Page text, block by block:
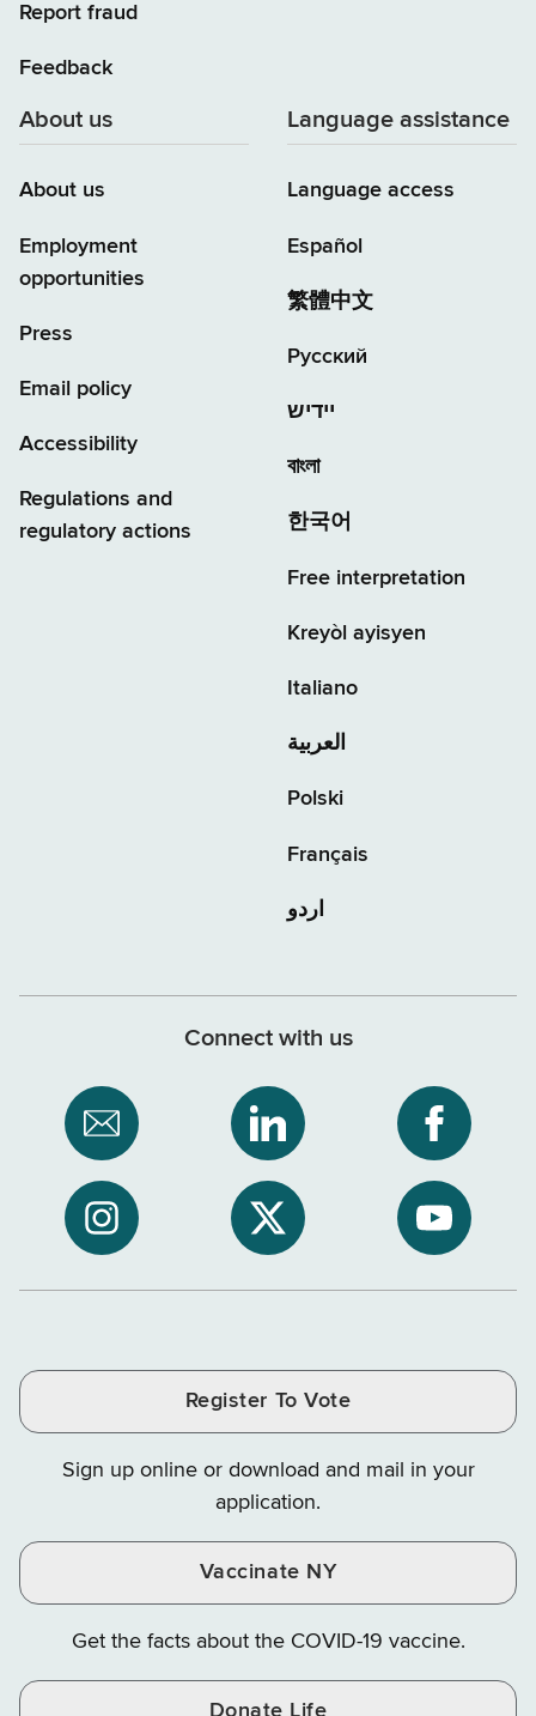
Report fraud
Feedback
About us
About us
Employment
opportunities
Press
Email policy
Accessibility
Regulations and
regulatory actions
Language assistance
Language access
Español
繁體中文
Русский
יידיש
বাংলা
한국어
Free interpretation
Kreyòl ayisyen
Italiano
العربية
Polski
Français
اردو
Connect with us
Subscribe
to
NYS
Department
of
NYS
Department
of
Tax
and
NYS
of
Tax
and
Facebook
NYS
Instagram
NYS
Finance
X
NYS
YouTube
Register To Vote
Sign up online or download and mail in your
application.
Vaccinate NY
Get the facts about the COVID-19 vaccine.
Donate Life